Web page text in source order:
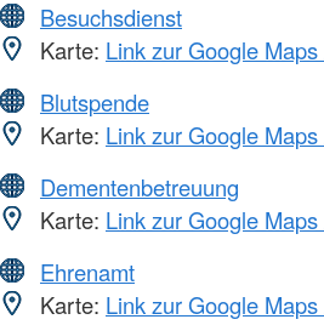
Besuchsdienst
Karte: Link zur Google
Blutspende
Karte: Link zur Google
Dementenbetreuung
Karte: Link zur Google
Ehrenamt
Karte: Link zur Google